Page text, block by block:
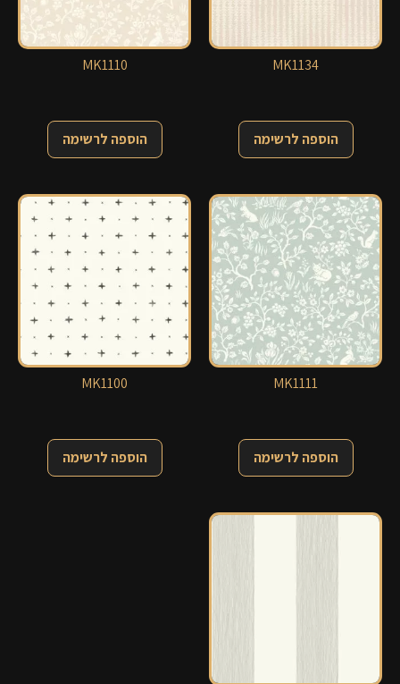
MK1134
הוספה לרשימה
MK1110
הוספה לרשימה
MK1111
הוספה לרשימה
MK1100
הוספה לרשימה